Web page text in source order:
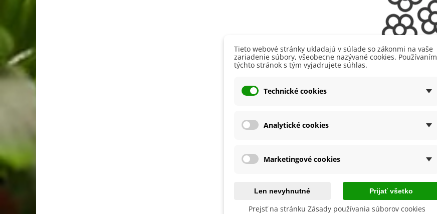
Tieto webové stránky ukladajú v súlade so zákonmi na vaše
zariadenie súbory, všeobecne nazývané cookies. Používaním
týchto stránok s tým vyjadrujete súhlas.
Technické cookies
Analytické cookies
Marketingové cookies
Len nevyhnutné Prijať všetko
Prejsť na stránku Zásady používania súborov cookies